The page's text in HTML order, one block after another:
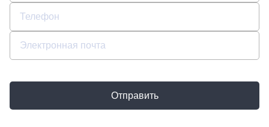
Отправить